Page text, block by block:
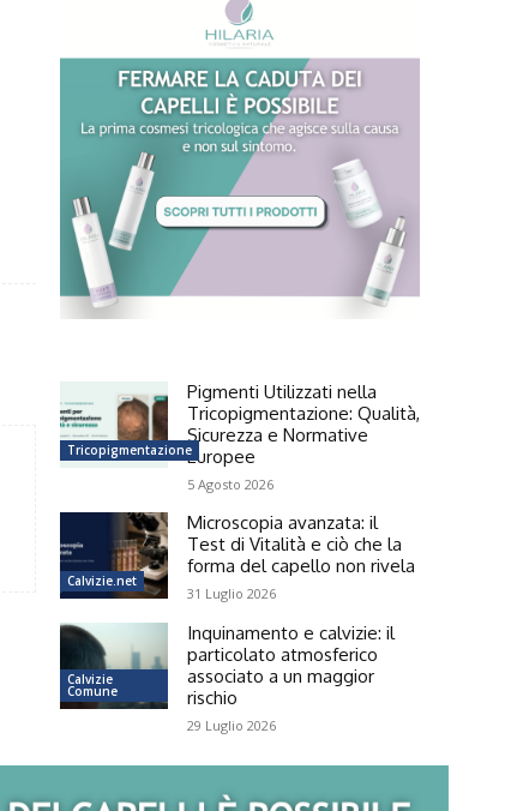
Tricopigmentazione
Pigmenti Utilizzati nella
Tricopigmentazione: Qualità,
Sicurezza e Normative
Europee
5 Agosto 2026
Calvizie.net
Microscopia avanzata: il
Test di Vitalità e ciò che la
forma del capello non rivela
31 Luglio 2026
Calvizie
Comune
Inquinamento e calvizie: il
particolato atmosferico
associato a un maggior
rischio
29 Luglio 2026